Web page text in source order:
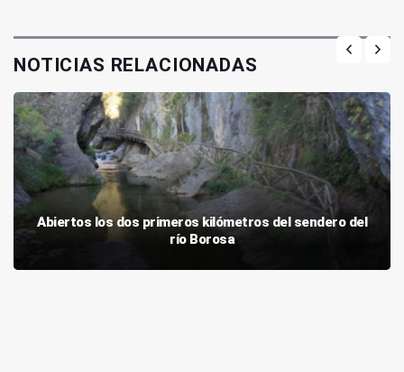
NOTICIAS RELACIONADAS
Abiertos los dos primeros kilómetros del sendero del
río Borosa